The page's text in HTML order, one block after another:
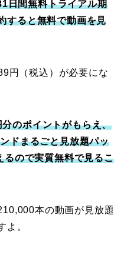
日間無料トライアル期
すると無料で動画を見
円（税込）が必要にな
のポイントがもらえ、
ドまるごと見放題パッ
るので実質無料で見るこ
本の動画が見放題
よ。